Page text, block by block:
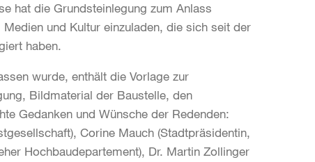
hat die Grundsteinlegung zum Anlass
und Kultur einzuladen, die sich seit der
haben.
wurde, enthält die Vorlage zur
Bildmaterial der Baustelle, den
Gedanken und Wünsche der Redenden:
Corine Mauch (Stadtpräsidentin,
Hochbaudepartement), Dr. Martin Zollinger